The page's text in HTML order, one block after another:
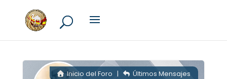
Inicio del Foro | Últimos Mensajes